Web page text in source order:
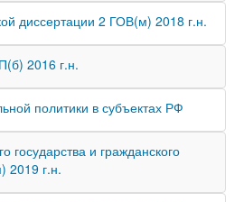
диссертации 2 ГОВ(м) 2018 г.н.
2016 г.н.
политики в субъектах РФ
государства и гражданского
2019 г.н.